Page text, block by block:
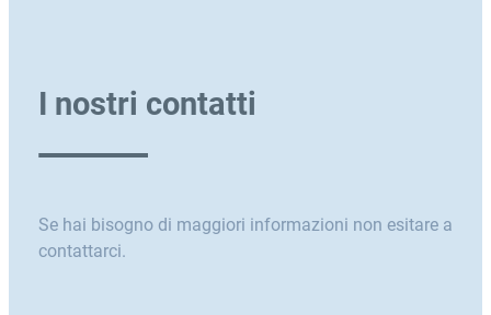
I nostri contatti
Se hai bisogno di maggiori informazioni non esitare a
contattarci.